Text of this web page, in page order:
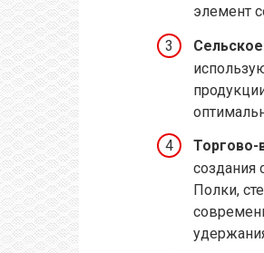
элемент
Торгово-
создания
Полки,